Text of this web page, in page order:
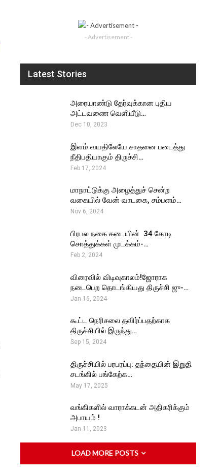
- Advertisement -
Latest Stories
அரையாண்டு தேர்வுக்கான புதிய
அட்டவணை வெளியீடு…
Dec 10, 2023
இளம் வயதிலேயே சாதனை படைத்து
நீதிபதியாகும் திருச்சி…
Feb 17, 2024
மாநாட்டுக்கு அழைத்துச் சென்ற
வகையில் வேன் வாடகை, சம்பளம்…
Nov 6, 2024
பிரபல நகை கடையின் ₹ 34 கோடி
சொத்துக்கள் முடக்கம்-…
Feb 2, 2024
விரைவில் விடிவுகாலம்!ஜோராக
நடைபெற தொடங்கியது திருச்சி ஜு-…
Jan 16, 2024
கூட்ட நெரிசலை தவிர்ப்பதற்காக
திருச்சியில் இருந்து…
Sep 15, 2024
திருச்சியில் பரபரப்பு: தந்தையின் இறுதி
சடங்கில் பங்கேற்க…
May 17, 2025
வங்கிகளில் வாராக்கடன் அதிகரிக்கும்
அபாயம் !
Jan 11, 2023
LOAD MORE POSTS